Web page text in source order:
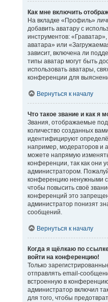
Как мне включить
На вкладке «Профиль»
добавить аватару с
инструментов:
аватара» или
зависит, включена ли
типы аватар могут быть
использовать аватары,
конференции для
Вернуться к началу
Что такое звание и как я
Звания, отображаемые
количество созданных
идентифицируют
например, модераторов и
можете напрямую
конференции, так как они
администратором.
конференцию ненужными
чтобы повысить своё
конференций это
администратор понизят
сообщений.
Вернуться к началу
Когда я щёлкаю по
войти на конференцию!
Только
отправлять email-
встроенную в
администратор включил
для того, чтобы